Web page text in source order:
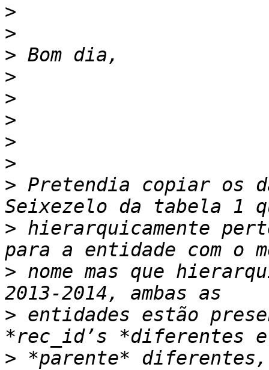
>
>
>
>
>
>
>
>
> Pretendia copiar os
> hierarquicamente
> nome mas que
> entidades estão
> *parente*